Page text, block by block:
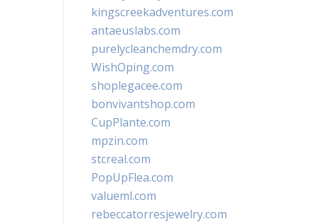
kingscreekadventures.com
antaeuslabs.com
purelycleanchemdry.com
WishOping.com
shoplegacee.com
bonvivantshop.com
CupPlante.com
mpzin.com
stcreal.com
PopUpFlea.com
valueml.com
rebeccatorresjewelry.com